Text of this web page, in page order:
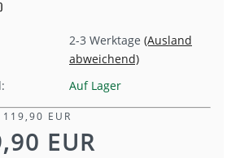
2-3 Werktage (Ausland
abweichend)
Auf Lager
EUR
EUR